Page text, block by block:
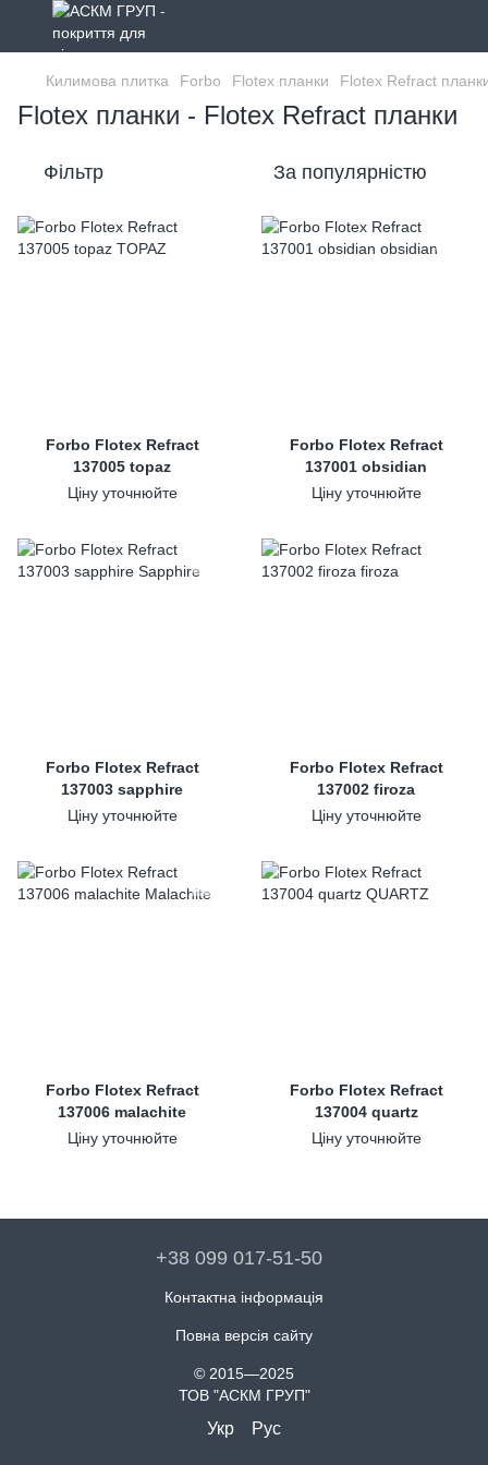
Килимова плитка Forbo Flotex планки Flotex Refract
Flotex планки - Flotex Refract планки
Фільтр За популярністю
Forbo Flotex Refract
137005 topaz
Ціну уточнюйте
Forbo Flotex Refract
137001 obsidian
Ціну уточнюйте
Forbo Flotex Refract
137003 sapphire
Ціну уточнюйте
Forbo Flotex Refract
137002 firoza
Ціну уточнюйте
Forbo Flotex Refract
137006 malachite
Ціну уточнюйте
Forbo Flotex Refract
137004 quartz
Ціну уточнюйте
+38 099 017-51-50
Контактна інформація
Повна версія сайту
© 2015—2025
ТОВ "АСКМ ГРУП"
Укр Рус